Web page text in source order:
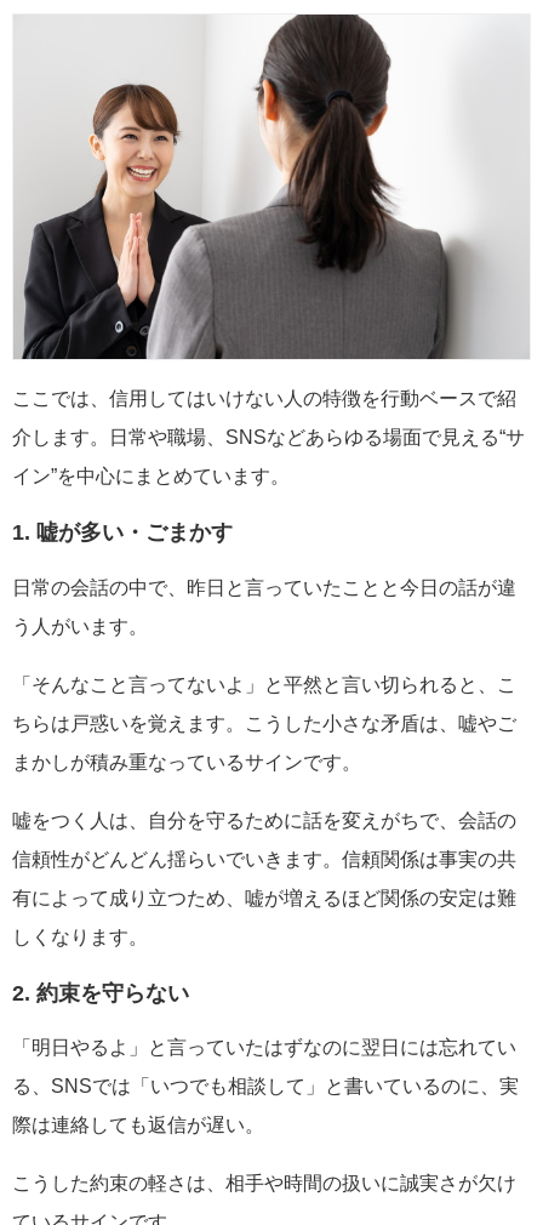
ここでは、信用してはいけない人の特徴を行動ベースで紹
介します。日常や職場、SNSなどあらゆる場面で見える“サ
イン”を中心にまとめています。
1. 嘘が多い・ごまかす
日常の会話の中で、昨日と言っていたことと今日の話が違
う人がいます。
「そんなこと言ってないよ」と平然と言い切られると、こ
ちらは戸惑いを覚えます。こうした小さな矛盾は、嘘やご
まかしが積み重なっているサインです。
嘘をつく人は、自分を守るために話を変えがちで、会話の
信頼性がどんどん揺らいでいきます。信頼関係は事実の共
有によって成り立つため、嘘が増えるほど関係の安定は難
しくなります。
2. 約束を守らない
「明日やるよ」と言っていたはずなのに翌日には忘れてい
る、SNSでは「いつでも相談して」と書いているのに、実
際は連絡しても返信が遅い。
こうした約束の軽さは、相手や時間の扱いに誠実さが欠け